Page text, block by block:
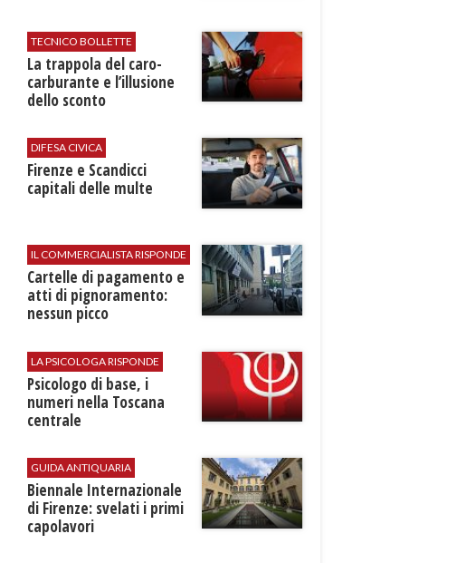
TECNICO BOLLETTE
​La trappola del caro-
carburante e l’illusione
dello sconto
DIFESA CIVICA
Firenze e Scandicci
capitali delle multe
IL COMMERCIALISTA RISPONDE
Cartelle di pagamento e
atti di pignoramento:
nessun picco
LA PSICOLOGA RISPONDE
Psicologo di base, i
numeri nella Toscana
centrale
GUIDA ANTIQUARIA
Biennale Internazionale
di Firenze: svelati i primi
capolavori